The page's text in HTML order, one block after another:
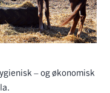
– og økonomisk